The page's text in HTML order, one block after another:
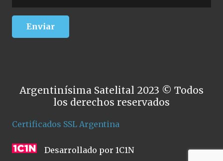
Argentinísima Satelital 2023 © Todos
los derechos reservados
Certificados SSL Argentina
Desarrollado por 1C1N